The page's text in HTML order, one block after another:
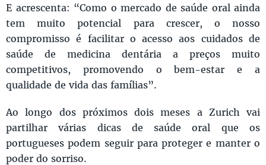
E acrescenta: “Como o mercado de saúde oral ainda
tem muito potencial para crescer, o nosso
compromisso é facilitar o acesso aos cuidados de
saúde de medicina dentária a preços muito
competitivos, promovendo o bem-estar e a
qualidade de vida das famílias”.
Ao longo dos próximos dois meses a Zurich vai
partilhar várias dicas de saúde oral que os
portugueses podem seguir para proteger e manter o
poder do sorriso.